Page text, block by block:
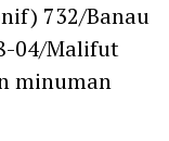
732/Banau
04/Malifut
minuman